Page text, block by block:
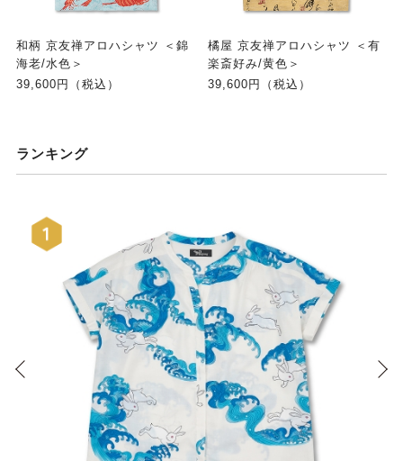
和柄 京友禅アロハシャツ ＜錦
海老/水色＞
39,600円（税込）
橘屋 京友禅アロハシャツ ＜有
楽斎好み/黄色＞
39,600円（税込）
ランキング